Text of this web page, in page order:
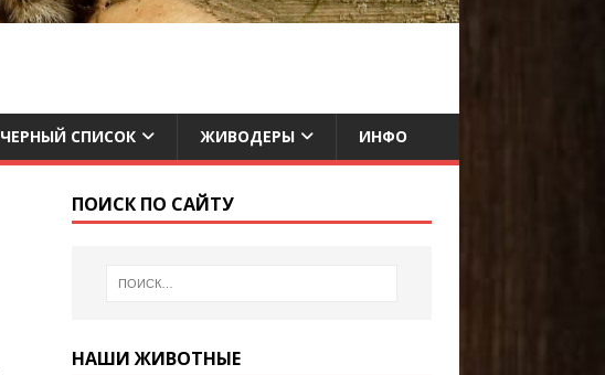
ЧЕРНЫЙ СПИСОК ЖИВОДЕРЫ ИНФО
ПОИСК ПО САЙТУ
НАШИ ЖИВОТНЫЕ